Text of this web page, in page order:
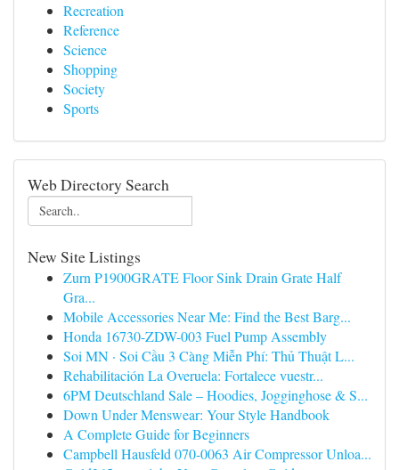
Recreation
Reference
Science
Shopping
Society
Sports
Web Directory Search
New Site Listings
Zurn P1900GRATE Floor Sink Drain Grate Half
Gra...
Mobile Accessories Near Me: Find the Best Barg...
Honda 16730-ZDW-003 Fuel Pump Assembly
Soi MN · Soi Cầu 3 Càng Miễn Phí: Thủ Thuật L...
Rehabilitación La Overuela: Fortalece vuestr...
6PM Deutschland Sale – Hoodies, Jogginghose & S...
Down Under Menswear: Your Style Handbook
A Complete Guide for Beginners
Campbell Hausfeld 070-0063 Air Compressor Unloa...